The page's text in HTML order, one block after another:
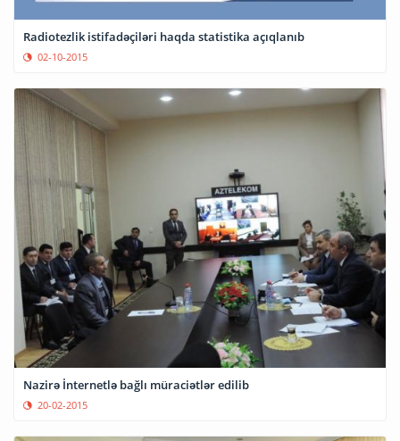
Radiotezlik istifadəçiləri haqda statistika açıqlanıb
02-10-2015
Nazirə İnternetlə bağlı müraciətlər edilib
20-02-2015